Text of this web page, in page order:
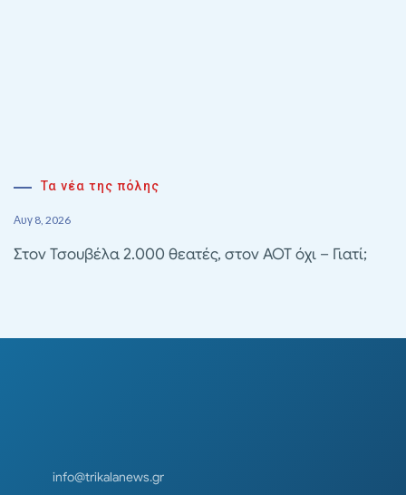
Τα νέα της πόλης
Αυγ 8, 2026
Στον Τσουβέλα 2.000 θεατές, στον ΑΟΤ όχι – Γιατί;
info@trikalanews.gr